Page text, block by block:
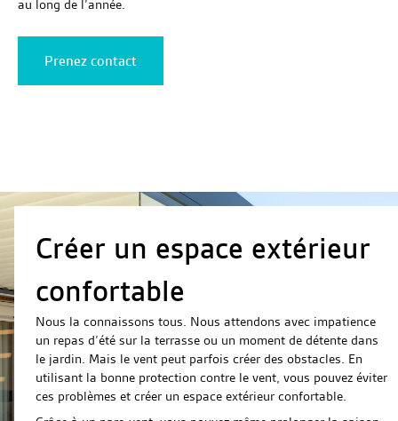
au long de l’année.
Prenez contact
Créer un espace extérieur
confortable
Nous la connaissons tous. Nous attendons avec impatience
un repas d’été sur la terrasse ou un moment de détente dans
le jardin. Mais le vent peut parfois créer des obstacles. En
utilisant la bonne protection contre le vent, vous pouvez éviter
ces problèmes et créer un espace extérieur confortable.